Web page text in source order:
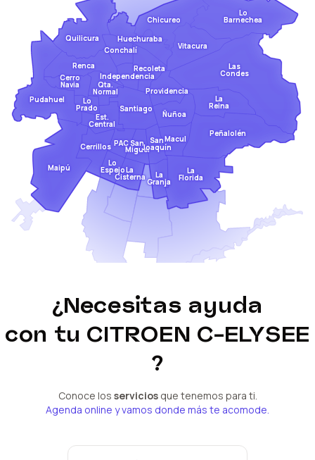
Chicureo
Maipú
Cerrillos
Est.
Central
Pudahuel Lo
Prado
Cerro
Navia
Santiago
Renca
Qta.
Normal
Recoleta
Independencia
Quilicura
Conchalí
La
Cisterna
Lo
Espejo
PACSan
Miguel
La
Granja
San
Joaquín
Providencia
Ñuñoa
La
Reina
Macul
La
Florida
Peñalolén
Las
Condes
Vitacura
Lo
Barnechea
Huechuraba
¿Necesitas ayuda
con tu CITROEN C-ELYSEE
?
Conoce los servicios que tenemos para ti.
Agenda online y vamos donde más te acomode.